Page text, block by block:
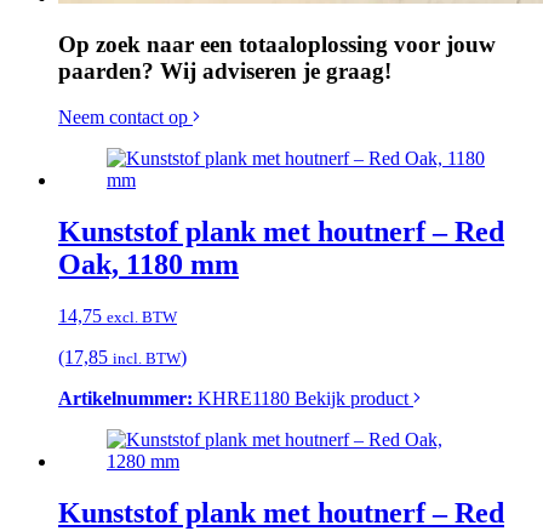
Op zoek naar een totaaloplossing voor jouw
paarden? Wij adviseren je graag!
Neem contact op
Kunststof plank met houtnerf – Red
Oak, 1180 mm
14,75 excl. BTW
(17,85 incl. BTW)
Artikelnummer: KHRE1180 Bekijk product
Kunststof plank met houtnerf – Red